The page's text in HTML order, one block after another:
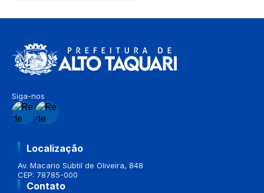
Siga-nos
Localização
Av. Macario Subtil de Oliveira, 848
CEP: 78785-000
Contato